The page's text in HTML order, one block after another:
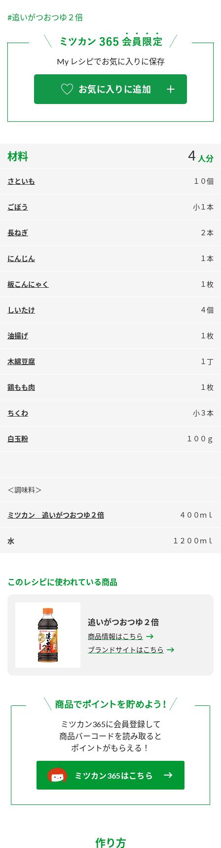
ふりかけ
炊き込みご飯の素 米飯用調味液
PIN印
スペシャルサイト
お酢を知ろう！
ぽん酢サワー
ミツカンのCM
ZENB initiative
MIM（ミツカンミュージアム）
各部門が大切にしていること
販売終了製品のご案内
よくあるご質問
地図から取り扱い店舗を探す
業務用サイト 製造所固有記号一覧
#追いがつおつゆ２倍
My レシピでお気に入りに保存
お気に入りに追加
材料 4 人分
さといも １０個
ごぼう 小１本
長ねぎ ２本
にんじん １本
板こんにゃく １枚
しいたけ ４個
油揚げ １枚
木綿豆腐 １丁
鶏もも肉 １枚
ちくわ 小３本
白玉粉 １００ｇ
＜調味料＞
ミツカン 追いがつおつゆ２倍 ４００ｍｌ
水 １２００ｍｌ
このレシピに使われている商品
追いがつおつゆ２倍
商品情報はこちら
ブランドサイトはこちら
ミツカン365に会員登録して
商品バーコードを読み取ると
ポイントがもらえる！
ミツカン365はこちら
作り方